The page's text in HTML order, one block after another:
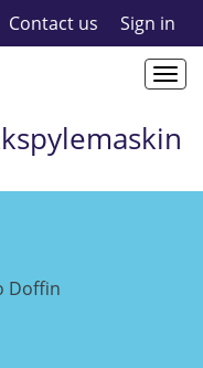
Contact us Sign in
Doffin